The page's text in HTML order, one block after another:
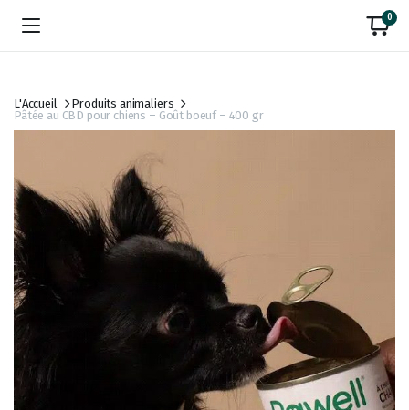
0
L'Accueil
Produits animaliers
Pâtée au CBD pour chiens – Goût boeuf – 400 gr